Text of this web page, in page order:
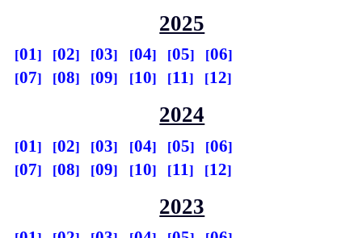
2025
01 02 03 04 05
06
07
08 09 10 11 12
2024
01 02 03 04 05
06
07
08 09 10 11 12
2023